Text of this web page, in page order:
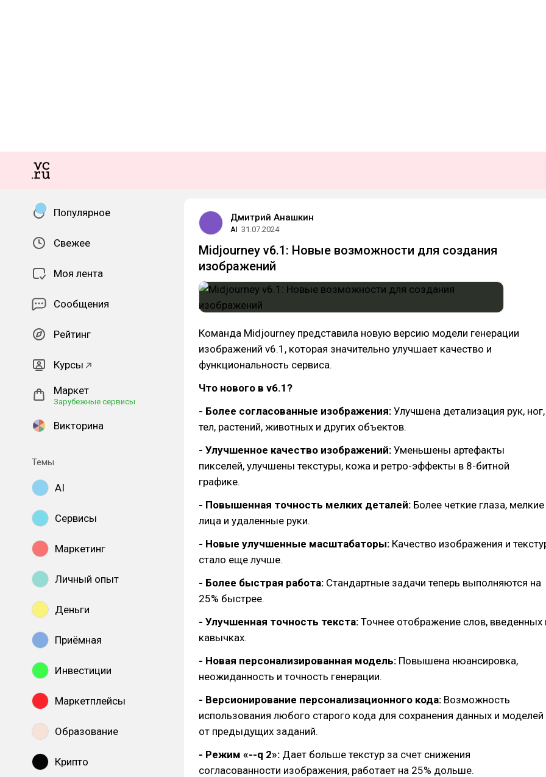
Популярное
Свежее
Моя лента
Сообщения
Рейтинг
Курсы
Маркет
Зарубежные сервисы
Викторина
Темы
AI
Сервисы
Маркетинг
Личный опыт
Деньги
Приёмная
Инвестиции
Маркетплейсы
Образование
Крипто
Дмитрий Анашкин
AI 31.07.2024
Midjourney v6.1: Новые возможности для создания
изображений
Команда Midjourney представила новую версию модели генерации
изображений v6.1, которая значительно улучшает качество и
функциональность сервиса.
Что нового в v6.1?
- Более согласованные изображения: Улучшена детализация рук, ног,
тел, растений, животных и других объектов.
- Улучшенное качество изображений: Уменьшены артефакты
пикселей, улучшены текстуры, кожа и ретро-эффекты в 8-битной
графике.
- Повышенная точность мелких деталей: Более четкие глаза, мелкие
лица и удаленные руки.
- Новые улучшенные масштабаторы: Качество изображения и
стало еще лучше.
- Более быстрая работа: Стандартные задачи теперь выполняются на
25% быстрее.
- Улучшенная точность текста: Точнее отображение слов, введенных
кавычках.
- Новая персонализированная модель: Повышена нюансировка,
неожиданность и точность генерации.
- Версионирование персонализационного кода: Возможность
использования любого старого кода для сохранения данных и моделей
от предыдущих заданий.
- Режим «--q 2»: Дает больше текстур за счет снижения
согласованности изображения, работает на 25% дольше.